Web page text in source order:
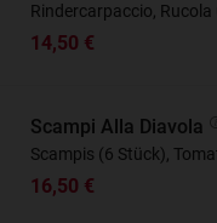
Rindercarpaccio,
14,50 €
Scampi Alla Diavola
Scampis (6 Stück),
16,50 €